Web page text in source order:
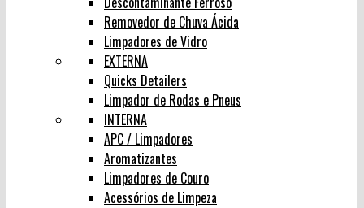
Removedor de Chuva Ácida
Limpadores de Vidro
EXTERNA
Quicks Detailers
Limpador de Rodas e Pneus
INTERNA
APC / Limpadores
Aromatizantes
Limpadores de Couro
Acessórios de Limpeza